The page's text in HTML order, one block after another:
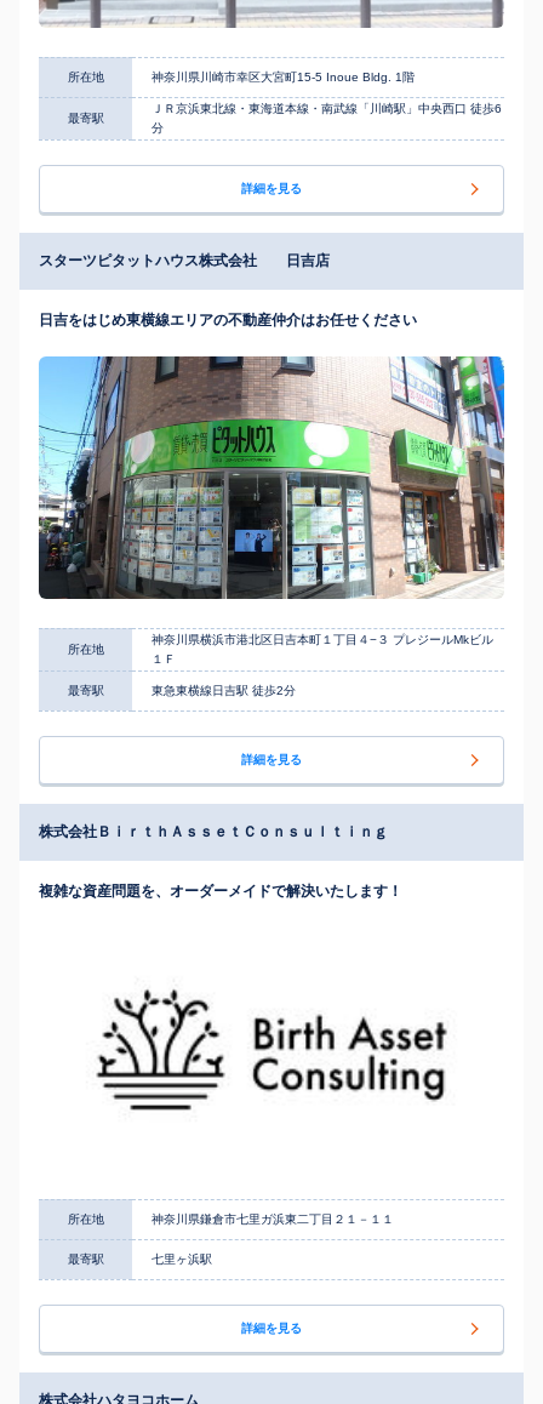
所在地 神奈川県川崎市幸区大宮町15-5 Inoue Bldg. 1階
最寄駅
ＪＲ京浜東北線・東海道本線・南武線「川崎駅」中央西口 徒歩6
分
詳細を見る
スターツピタットハウス株式会社 日吉店
日吉をはじめ東横線エリアの不動産仲介はお任せください
所在地
神奈川県横浜市港北区日吉本町１丁目４−３ プレジールMkビル
１Ｆ
最寄駅 東急東横線日吉駅 徒歩2分
詳細を見る
株式会社ＢｉｒｔｈＡｓｓｅｔＣｏｎｓｕｌｔｉｎｇ
複雑な資産問題を、オーダーメイドで解決いたします！
所在地 神奈川県鎌倉市七里ガ浜東二丁目２１－１１
最寄駅 七里ヶ浜駅
詳細を見る
株式会社ハタヨコホーム